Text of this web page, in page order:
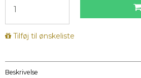
Tilføj til ønskeliste
Beskrivelse